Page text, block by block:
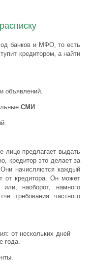
банков и МФО, то есть
кредитором, а найти
объявлений.
СМИ .
лицо предлагает выдать
кредитор это делает за
Они начисляются каждый
от кредитора. Он может
или, наоборот, намного
требования частного
от нескольких дней
года.